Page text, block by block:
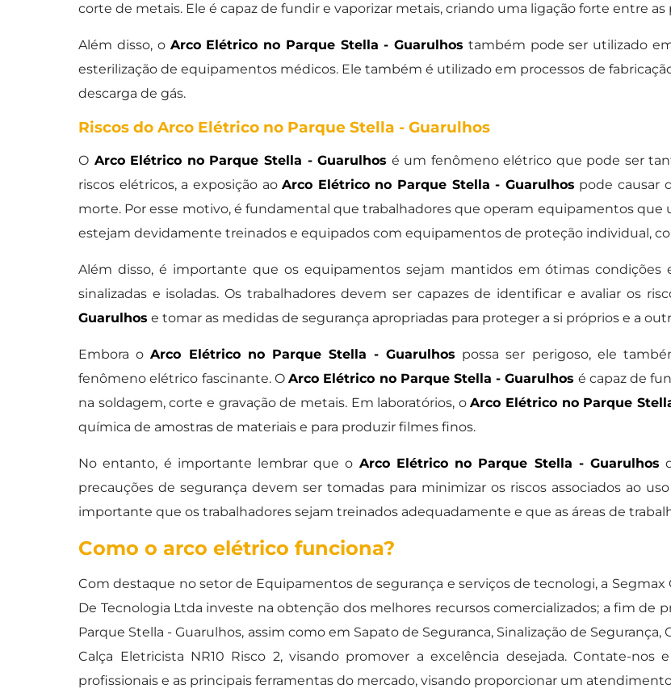
corte de metais. Ele é capaz de fundir e vaporizar metais, criando uma ligação forte entre as
Além disso, o Arco Elétrico no Parque Stella - Guarulhos também pode ser utilizado
esterilização de equipamentos médicos. Ele também é utilizado em processos de
descarga de gás.
Riscos do Arco Elétrico no Parque Stella - Guarulhos
O Arco Elétrico no Parque Stella - Guarulhos é um fenômeno elétrico que pode ser
riscos elétricos, a exposição aoArco Elétrico no Parque Stella - Guarulhos pode causar
morte. Por esse motivo, é fundamental que trabalhadores que operam equipamentos que
estejam devidamente treinados e equipados com equipamentos de proteção individual,
Além disso, é importante que os equipamentos sejam mantidos em ótimas condições
sinalizadas e isoladas. Os trabalhadores devem ser capazes de identificar e avaliar os
Guarulhos e tomar as medidas de segurança apropriadas para proteger a si próprios e a
Embora oArco Elétrico no Parque Stella - Guarulhos possa ser perigoso, ele
fenômeno elétrico fascinante. OArco Elétrico no Parque Stella - Guarulhos é capaz de
na soldagem, corte e gravação de metais. Em laboratórios, oArco Elétrico no Parque
química de amostras de materiais e para produzir filmes finos.
No entanto, é importante lembrar que o Arco Elétrico no Parque Stella - Guarulhos
precauções de segurança devem ser tomadas para minimizar os riscos associados ao
importante que os trabalhadores sejam treinados adequadamente e que as áreas de
Como o arco elétrico funciona?
Com destaque no setor de Equipamentos de segurança e serviços de tecnologi, a
De Tecnologia Ltda investe na obtenção dos melhores recursos comercializados; a fim de
Parque Stella - Guarulhos, assim como em Sapato de Seguranca, Sinalização de
Calça Eletricista NR10 Risco 2, visando promover a excelência desejada. Contate-nos
profissionais e as principais ferramentas do mercado, visando proporcionar um